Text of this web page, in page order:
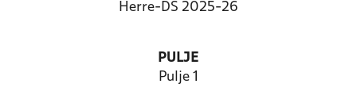
Herre-DS 2025-26
PULJE
Pulje 1